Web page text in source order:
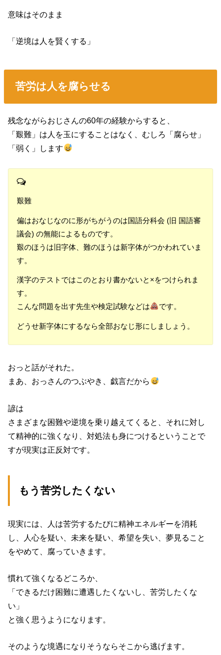
意味はそのまま
「逆境は人を賢くする」
苦労は人を腐らせる
残念ながらおじさんの60年の経験からすると、
「艱難」は人を玉にすることはなく、むしろ「腐らせ」
「弱く」します
艱難
偏はおなじなのに形がちがうのは国語分科会 (旧 国語審
議会) の無能によるものです。
艱のほうは旧字体、難のほうは新字体がつかわれていま
す。
漢字のテストではこのとおり書かないと×をつけられま
す。
こんな問題を出す先生や検定試験などは
です。
どうせ新字体にするなら全部おなじ形にしましょう。
おっと話がそれた。
まあ、おっさんのつぶやき、戯言だから
諺は
さまざまな困難や逆境を乗り越えてくると、それに対し
て精神的に強くなり、対処法も身につけるということで
すが現実は正反対です。
もう苦労したくない
現実には、人は苦労するたびに精神エネルギーを消耗
し、人心を疑い、未来を疑い、希望を失い、夢見ること
をやめて、腐っていきます。
慣れて強くなるどころか、
「できるだけ困難に遭遇したくないし、苦労したくな
い」
と強く思うようになります。
そのような境遇になりそうならそこから逃げます。